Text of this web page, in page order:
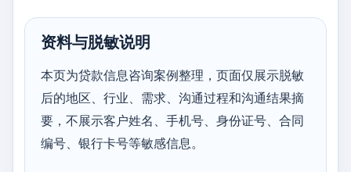
资料与脱敏说明
本页为贷款信息咨询案例整理，页面仅展示脱敏
后的地区、行业、需求、沟通过程和沟通结果摘
要，不展示客户姓名、手机号、身份证号、合同
编号、银行卡号等敏感信息。